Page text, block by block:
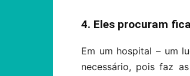
4. Eles procuram
Em um hospital – um
necessário, pois faz